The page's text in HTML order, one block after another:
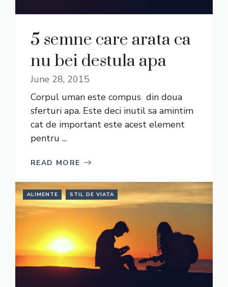
5 semne care arata ca
nu bei destula apa
June 28, 2015
Corpul uman este compus din doua
sferturi apa. Este deci inutil sa amintim
cat de important este acest element
pentru ...
READ MORE
ALIMENTE STIL DE VIATA